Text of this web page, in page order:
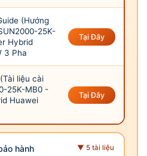
(Hướng
25K-
Hybrid
3 Pha
Tại Đây
liệu cài
25K-MB0 -
Huawei
Tại Đây
hành ▼ 5 tài liệu